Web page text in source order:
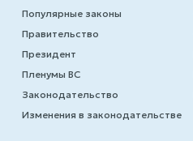
Популярные законы
Правительство
Президент
Пленумы ВС
Законодательство
Изменения в законодательстве